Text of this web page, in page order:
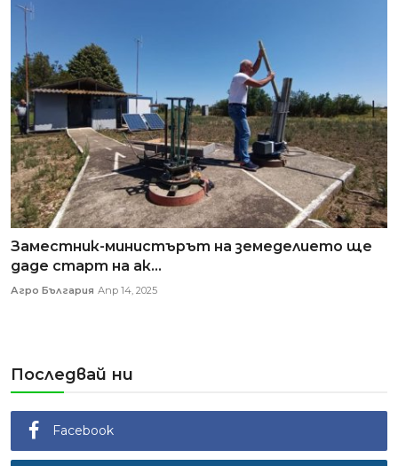
Заместник-министърът на земеделието ще
даде старт на ак...
Агро България Апр 14, 2025
Последвай ни
Facebook